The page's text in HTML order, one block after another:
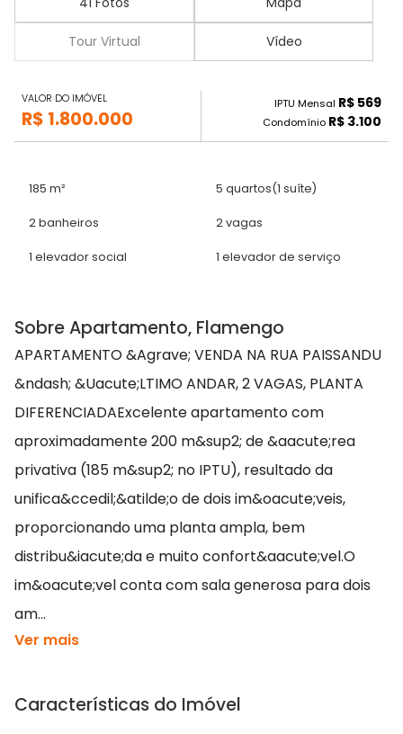
Tour Virtual Vídeo
VALOR DO IMÓVEL
R$ 1.800.000
IPTU Mensal R$ 569
Condomínio R$ 3.100
185 m² 5 quartos(1 suíte)
2 banheiros 2 vagas
1 elevador social 1 elevador de serviço
Sobre Apartamento, Flamengo
APARTAMENTO &Agrave; VENDA NA RUA PAISSANDU
&ndash; &Uacute;LTIMO ANDAR, 2 VAGAS, PLANTA
DIFERENCIADAExcelente apartamento com
aproximadamente 200 m&sup2; de &aacute;rea
privativa (185 m&sup2; no IPTU), resultado da
unifica&ccedil;&atilde;o de dois im&oacute;veis,
proporcionando uma planta ampla, bem
distribu&iacute;da e muito confort&aacute;vel.O
im&oacute;vel conta com sala generosa para dois
am...
Ver mais
Características do Imóvel